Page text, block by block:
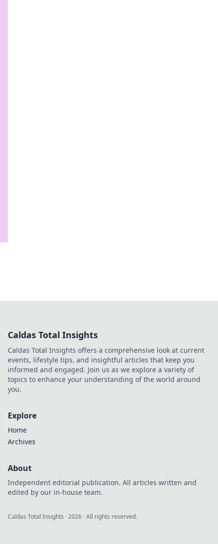
Caldas Total Insights
Caldas Total Insights offers a comprehensive look at current
events, lifestyle tips, and insightful articles that keep you
informed and engaged. Join us as we explore a variety of
topics to enhance your understanding of the world around
you.
Explore
Home
Archives
About
Independent editorial publication. All articles written and
edited by our in-house team.
Caldas Total Insights ·2026 · All rights reserved.